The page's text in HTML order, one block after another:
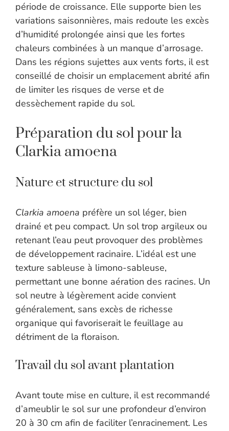
période de croissance. Elle supporte bien les
variations saisonnières, mais redoute les excès
d’humidité prolongée ainsi que les fortes
chaleurs combinées à un manque d’arrosage.
Dans les régions sujettes aux vents forts, il est
conseillé de choisir un emplacement abrité afin
de limiter les risques de verse et de
dessèchement rapide du sol.
Préparation du sol pour la
Clarkia amoena
Nature et structure du sol
Clarkia amoena préfère un sol léger, bien
drainé et peu compact. Un sol trop argileux ou
retenant l’eau peut provoquer des problèmes
de développement racinaire. L’idéal est une
texture sableuse à limono-sableuse,
permettant une bonne aération des racines. Un
sol neutre à légèrement acide convient
généralement, sans excès de richesse
organique qui favoriserait le feuillage au
détriment de la floraison.
Travail du sol avant plantation
Avant toute mise en culture, il est recommandé
d’ameublir le sol sur une profondeur d’environ
20 à 30 cm afin de faciliter l’enracinement. Les